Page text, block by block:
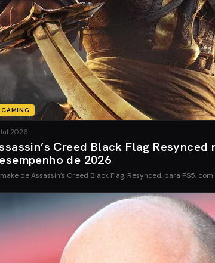
GAMING
2026
Creed Black Flag Resynced
de 2026
de Assassin’s Creed Black Flag, Resynced, para PS5,